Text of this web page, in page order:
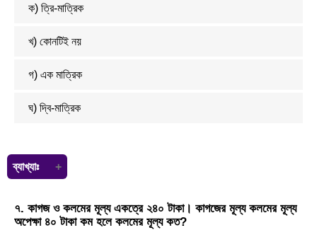
ক) ত্রি-মাত্রিক
খ) কোনটিই নয়
গ) এক মাত্রিক
ঘ) দ্বি-মাত্রিক
ব্যাখ্যাঃ
যেহেতু ক্ষেত্রটির কোনো উচ্চতা নাই, সেহেতু এটি দ্বিমাত্রিক। কারণ দ্বিমাত্রিক
ক্ষেত্রে দৈর্ঘ্য প্রস্থ থাকে।
৭. কাগজ ও কলমের মূল্য একত্রে ২৪০ টাকা। কাগজের মূল্য কলমের মূল্য
অপেক্ষা ৪০ টাকা কম হলে কলমের মূল্য কত?